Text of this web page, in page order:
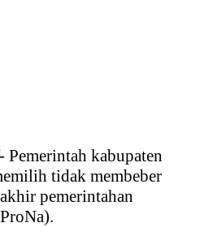
kabupaten
tidak membeber
pemerintahan